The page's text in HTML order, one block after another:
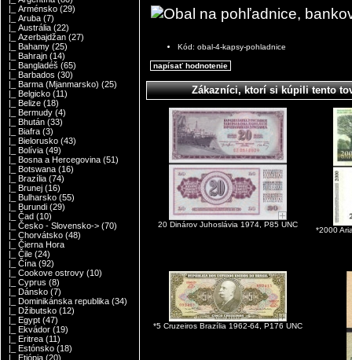
|_ Arménsko (29)
|_ Aruba (7)
|_ Austrália (22)
|_ Azerbajdžan (27)
|_ Bahamy (25)
|_ Bahrajn (14)
|_ Bangladéš (65)
|_ Barbados (30)
|_ Barma (Mjanmarsko) (25)
|_ Belgicko (11)
|_ Belize (18)
|_ Bermudy (4)
|_ Bhután (33)
|_ Biafra (3)
|_ Bielorusko (43)
|_ Bolívia (49)
|_ Bosna a Hercegovina (51)
|_ Botswana (16)
|_ Brazília (74)
|_ Brunej (16)
|_ Bulharsko (55)
|_ Burundi (29)
|_ Čad (10)
|_ Česko - Slovensko-> (70)
|_ Chorvátsko (48)
|_ Čierna Hora
|_ Čile (24)
|_ Čína (92)
|_ Cookove ostrovy (10)
|_ Cyprus (8)
|_ Dánsko (7)
|_ Dominikánska republika (34)
|_ Džibutsko (12)
|_ Egypt (47)
|_ Ekvádor (19)
|_ Eritrea (11)
|_ Estónsko (18)
|_ Etiópia (20)
Kód: obal-4-kapsy-pohladnice
napísať hodnotenie
Zákazníci, ktorí si kúpili tento
20 Dinárov Juhoslávia 1974, P85 UNC
*2000
*5 Cruzeiros Brazília 1962-64, P176 UNC